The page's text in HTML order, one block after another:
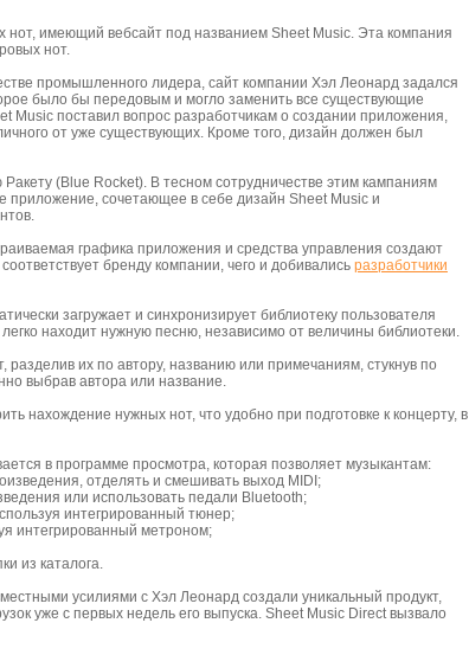
имеющий вебсайт под названием Sheet Music. Эта компания
нот.
промышленного лидера, сайт компании Хэл Леонард задался
было бы передовым и могло заменить все существующие
Music поставил вопрос разработчикам о создании приложения,
от уже существующих. Кроме того, дизайн должен был
(Blue Rocket). В тесном сотрудничестве этим кампаниям
приложение, сочетающее в себе дизайн Sheet Music и
графика приложения и средства управления создают
бренду компании, чего и добивались разработчики
загружает и синхронизирует библиотеку пользователя
находит нужную песню, независимо от величины библиотеки.
разделив их по автору, названию или примечаниям, стукнув по
выбрав автора или название.
нахождение нужных нот, что удобно при подготовке к концерту, в
в программе просмотра, которая позволяет музыкантам:
отделять и смешивать выход MIDI;
или использовать педали Bluetooth;
интегрированный тюнер;
интегрированный метроном;
из каталога.
усилиями с Хэл Леонард создали уникальный продукт,
уже с первых недель его выпуска. Sheet Music Direct вызвало